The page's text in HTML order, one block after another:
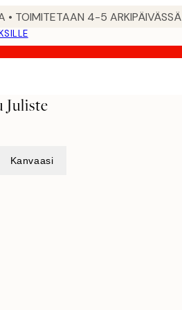
• TOIMITETAAN 4-5 ARKIPÄIVÄSSÄ
Juliste
Kanvaasi